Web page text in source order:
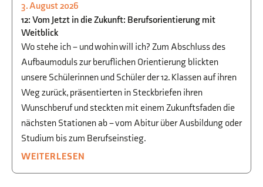
STUDIEN- UND BERUFSORIENTIERUNG
3. August 2026
12: Vom Jetzt in die Zukunft: Berufsorientierung mit
Weitblick
Wo stehe ich – und wohin will ich? Zum Abschluss des
Aufbaumoduls zur beruflichen Orientierung blickten
unsere Schülerinnen und Schüler der 12. Klassen auf ihren
Weg zurück, präsentierten in Steckbriefen ihren
Wunschberuf und steckten mit einem Zukunftsfaden die
nächsten Stationen ab – vom Abitur über Ausbildung oder
Studium bis zum Berufseinstieg.
WEITERLESEN